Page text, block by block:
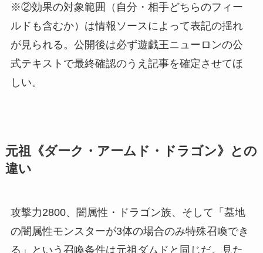
※②効果の対象範囲（自分・相手どちらのフィー
ルドも含むか）は情報ソースによって表記の揺れ
が見られる。公開後は必ず遊戯王ニューロンの公
式テキストで最終確認のうえ記事を確定させてほ
しい。
元祖《ダーク・アームド・ドラゴン》との
違い
攻撃力2800、闇属性・ドラゴン族、そして「墓地
の闇属性モンスターが3体の場合のみ特殊召喚でき
る」という召喚条件は元祖ダムドと同じだ。見た